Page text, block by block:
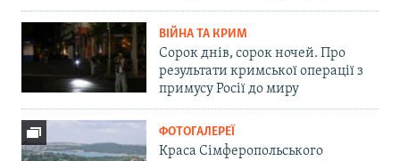
ВІЙНА ТА КРИМ
Сорок днів, сорок ночей. Про
результати кримської операції з
примусу Росії до миру
ФОТОГАЛЕРЕЇ
Краса Сімферопольського